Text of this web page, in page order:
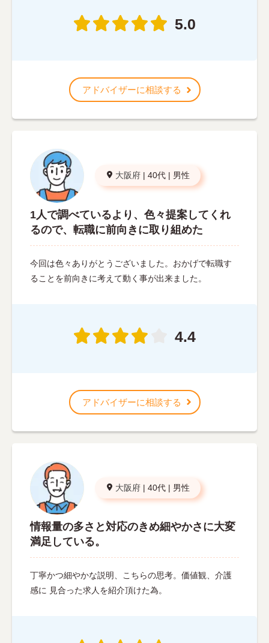
5.0
アドバイザーに相談する
大阪府 | 40代 | 男性
1人で調べているより、色々提案してくれ
るので、転職に前向きに取り組めた
今回は色々ありがとうございました。おかげで転職す
ることを前向きに考えて動く事が出来ました。
4.4
アドバイザーに相談する
大阪府 | 40代 | 男性
情報量の多さと対応のきめ細やかさに大変
満足している。
丁寧かつ細やかな説明、こちらの思考。価値観、介護
感に 見合った求人を紹介頂けた為。